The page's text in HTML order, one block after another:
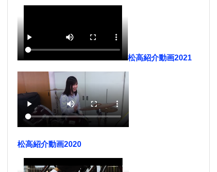
松高紹介動画2021
松高紹介動画2020